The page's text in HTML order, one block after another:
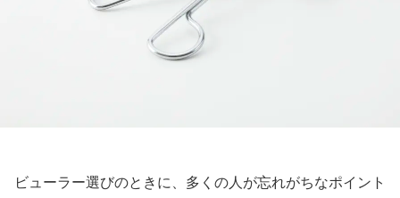
ビューラー選びのときに、多くの人が忘れがちなポイント